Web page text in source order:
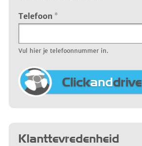
Telefoon *
Vul hier je telefoonnummer in.
Clickanddrive
Klanttevredenheid